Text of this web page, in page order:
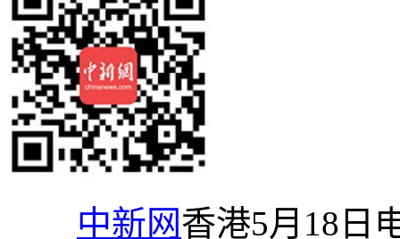
中新网香港5月18日